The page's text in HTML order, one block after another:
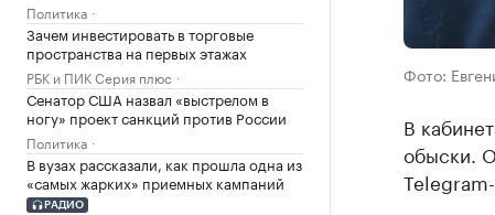
Политика
Зачем инвестировать в торговые
пространства на первых этажах
РБК и ПИК Серия плюс
Сенатор США назвал «выстрелом в
ногу» проект санкций против России
Политика
В вузах рассказали, как прошла одна из
«самых жарких» приемных кампаний
РАДИО
Фото:
В
обыски.
Telegram-